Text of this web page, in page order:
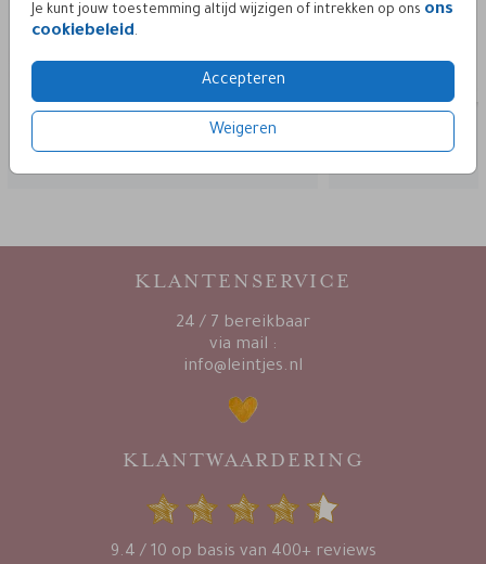
Je kunt jouw toestemming altijd wijzigen of intrekken op ons ons
cookiebeleid.
Accepteren
Weigeren
KLANTENSERVICE
24 / 7 bereikbaar
via mail :
info@leintjes.nl
KLANTWAARDERING
9.4 / 10 op basis van 400+ reviews